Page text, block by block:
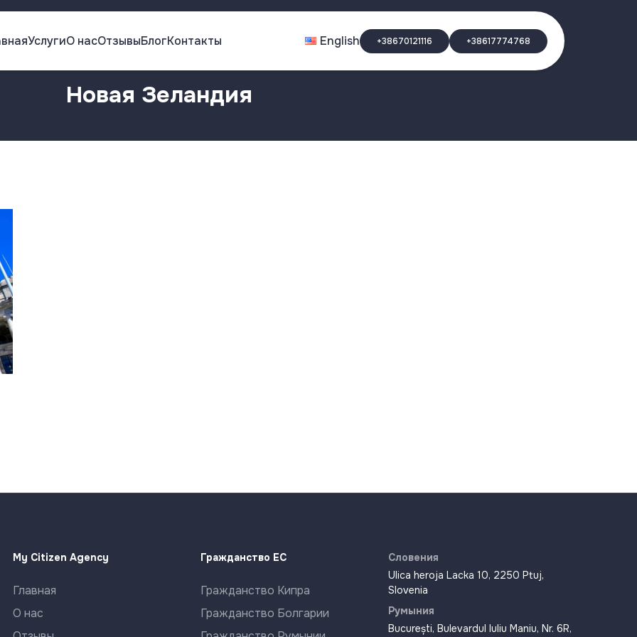
УслугиО насОтзывыБлогКонтакты English +38670121116 +38617774768
Новая Зеландия
My Citizen Agency
Главная
О нас
Гражданство ЕС
Гражданство Кипра
Гражданство Болгарии
Словения
Ulica heroja Lacka 10, 2250 Ptuj,
Slovenia
Румыния
București, Bulevardul Iuliu Maniu, Nr. 6R,